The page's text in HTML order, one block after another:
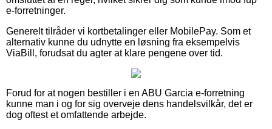
e-forretninger.
Generelt tilråder vi kortbetalinger eller MobilePay. Som et
alternativ kunne du udnytte en løsning fra eksempelvis
ViaBill, forudsat du agter at klare pengene over tid.
Forud for at nogen bestiller i en ABU Garcia e-forretning
kunne man i og for sig overveje dens handelsvilkår, det er
dog oftest et omfattende arbejde.